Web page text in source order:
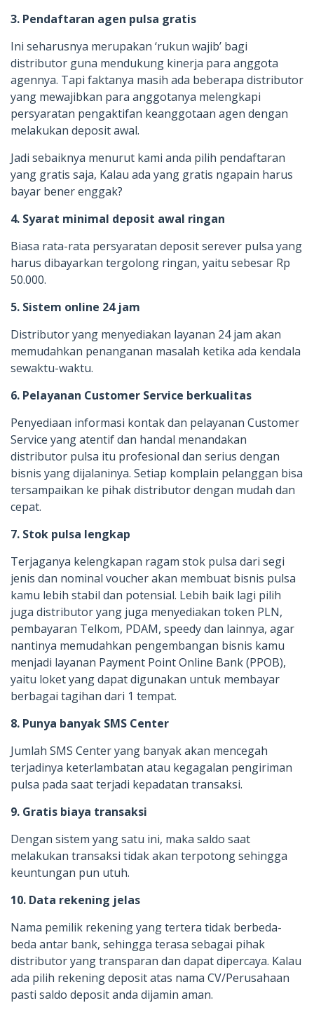
3. Pendaftaran agen pulsa gratis
Ini seharusnya merupakan ‘rukun wajib’ bagi
distributor guna mendukung kinerja para anggota
agennya. Tapi faktanya masih ada beberapa distributor
yang mewajibkan para anggotanya melengkapi
persyaratan pengaktifan keanggotaan agen dengan
melakukan deposit awal.
Jadi sebaiknya menurut kami anda pilih pendaftaran
yang gratis saja, Kalau ada yang gratis ngapain harus
bayar bener enggak?
4. Syarat minimal deposit awal ringan
Biasa rata-rata persyaratan deposit serever pulsa yang
harus dibayarkan tergolong ringan, yaitu sebesar Rp
50.000.
5. Sistem online 24 jam
Distributor yang menyediakan layanan 24 jam akan
memudahkan penanganan masalah ketika ada kendala
sewaktu-waktu.
6. Pelayanan Customer Service berkualitas
Penyediaan informasi kontak dan pelayanan Customer
Service yang atentif dan handal menandakan
distributor pulsa itu profesional dan serius dengan
bisnis yang dijalaninya. Setiap komplain pelanggan bisa
tersampaikan ke pihak distributor dengan mudah dan
cepat.
7. Stok pulsa lengkap
Terjaganya kelengkapan ragam stok pulsa dari segi
jenis dan nominal voucher akan membuat bisnis pulsa
kamu lebih stabil dan potensial. Lebih baik lagi pilih
juga distributor yang juga menyediakan token PLN,
pembayaran Telkom, PDAM, speedy dan lainnya, agar
nantinya memudahkan pengembangan bisnis kamu
menjadi layanan Payment Point Online Bank (PPOB),
yaitu loket yang dapat digunakan untuk membayar
berbagai tagihan dari 1 tempat.
8. Punya banyak SMS Center
Jumlah SMS Center yang banyak akan mencegah
terjadinya keterlambatan atau kegagalan pengiriman
pulsa pada saat terjadi kepadatan transaksi.
9. Gratis biaya transaksi
Dengan sistem yang satu ini, maka saldo saat
melakukan transaksi tidak akan terpotong sehingga
keuntungan pun utuh.
10. Data rekening jelas
Nama pemilik rekening yang tertera tidak berbeda-
beda antar bank, sehingga terasa sebagai pihak
distributor yang transparan dan dapat dipercaya. Kalau
ada pilih rekening deposit atas nama CV/Perusahaan
pasti saldo deposit anda dijamin aman.